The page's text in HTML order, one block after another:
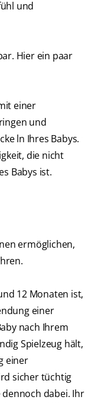
und
Hier ein paar
einer
und
ln Ihres Babys.
die nicht
Babys ist.
ermöglichen,
12 Monaten ist,
einer
nach Ihrem
Spielzeug hält,
einer
sicher tüchtig
dennoch dabei. Ihr